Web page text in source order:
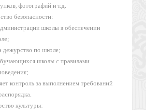
фотографий и т.д.
безопасности:
школы в обеспечении
дежурство по школе;
школы с правилами
контроль за выполнением требований
культуры: